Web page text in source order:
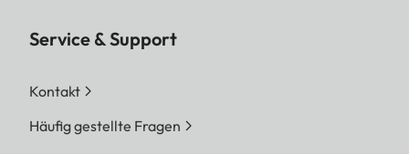
Service & Support
Kontakt
Häufig gestellte Fragen